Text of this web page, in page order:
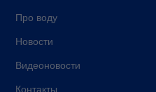
Про воду
Новости
Видеоновости
Контакты